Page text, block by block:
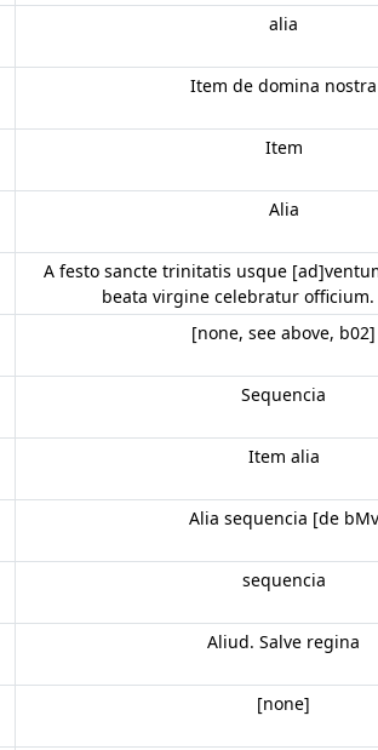
alia
Item de domina nostra
Item
Alia
A festo sancte trinitatis usque
beata virgine celebratur
[none, see above, b02]
Sequencia
Item alia
Alia sequencia [de bMv
sequencia
Aliud. Salve regina
[none]